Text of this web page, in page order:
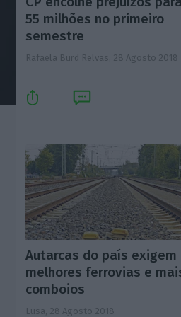
55 milhões no primeiro
semestre
Rafaela Burd Relvas, 28 Agosto 2018
Autarcas do país exigem
melhores ferrovias e
comboios
Lusa, 28 Agosto 2018